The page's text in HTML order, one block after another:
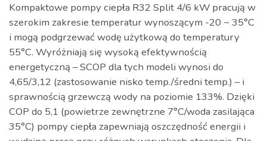
Kompaktowe pompy ciepła R32 Split 4/6 kW pracują w
szerokim zakresie temperatur wynoszącym -20 ~ 35°C
i mogą podgrzewać wodę użytkową do temperatury
55°C. Wyróżniają się wysoką efektywnością
energetyczną – SCOP dla tych modeli wynosi do
4,65/3,12 (zastosowanie nisko temp./średni temp.) – i
sprawnością grzewczą wody na poziomie 133%. Dzięki
COP do 5,1 (powietrze zewnętrzne 7°C/woda zasilająca
35°C) pompy ciepła zapewniają oszczędność energii i